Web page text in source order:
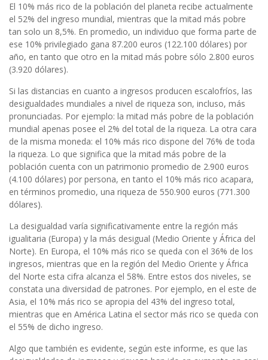
El 10% más rico de la población del planeta recibe actualmente
el 52% del ingreso mundial, mientras que la mitad más pobre
tan solo un 8,5%. En promedio, un individuo que forma parte de
ese 10% privilegiado gana 87.200 euros (122.100 dólares) por
año, en tanto que otro en la mitad más pobre sólo 2.800 euros
(3.920 dólares).
Si las distancias en cuanto a ingresos producen escalofríos, las
desigualdades mundiales a nivel de riqueza son, incluso, más
pronunciadas. Por ejemplo: la mitad más pobre de la población
mundial apenas posee el 2% del total de la riqueza. La otra cara
de la misma moneda: el 10% más rico dispone del 76% de toda
la riqueza. Lo que significa que la mitad más pobre de la
población cuenta con un patrimonio promedio de 2.900 euros
(4.100 dólares) por persona, en tanto el 10% más rico acapara,
en términos promedio, una riqueza de 550.900 euros (771.300
dólares).
La desigualdad varía significativamente entre la región más
igualitaria (Europa) y la más desigual (Medio Oriente y África del
Norte). En Europa, el 10% más rico se queda con el 36% de los
ingresos, mientras que en la región del Medio Oriente y África
del Norte esta cifra alcanza el 58%. Entre estos dos niveles, se
constata una diversidad de patrones. Por ejemplo, en el este de
Asia, el 10% más rico se apropia del 43% del ingreso total,
mientras que en América Latina el sector más rico se queda con
el 55% de dicho ingreso.
Algo que también es evidente, según este informe, es que las